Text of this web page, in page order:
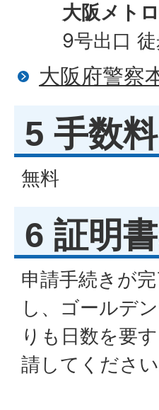
大阪メト
9号出口
大阪府警察
5 手数料
無料
6 証明
申請手続きが
し、ゴールデ
りも日数を要
請してください